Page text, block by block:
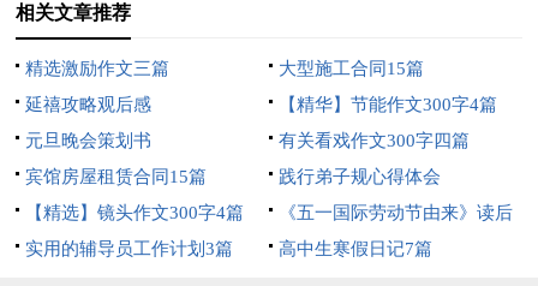
相关文章推荐
精选激励作文三篇
大型施工合同15篇
延禧攻略观后感
【精华】节能作文300字4篇
元旦晚会策划书
有关看戏作文300字四篇
宾馆房屋租赁合同15篇
践行弟子规心得体会
【精选】镜头作文300字4篇
《五一国际劳动节由来》读后
感
实用的辅导员工作计划3篇 高中生寒假日记7篇